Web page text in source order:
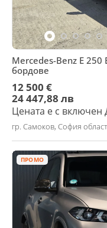
Mercedes-Benz E
бордове
12 500 €
24 447,88 лв
Цената е с включен
гр. Самоков, София
ПРОМО